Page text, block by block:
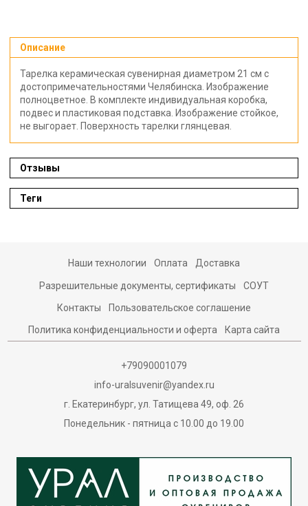
Описание
Тарелка керамическая сувенирная диаметром 21 см с
достопримечательностями Челябинска. Изображение
полноцветное. В комплекте индивидуальная коробка,
подвес и пластиковая подставка. Изображение стойкое,
не выгорает. Поверхность тарелки глянцевая.
Отзывы
Теги
Наши технологии Оплата Доставка
Разрешительные документы, сертификаты СОУТ
Контакты Пользовательское соглашение
Политика конфиденциальности и оферта Карта сайта
+79090001079
info-uralsuvenir@yandex.ru
г. Екатеринбург, ул. Татищева 49, оф. 26
Понедельник - пятница с 10.00 до 19.00